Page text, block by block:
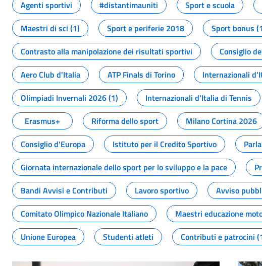
Agenti sportivi
#distantimauniti Sport e scuola
Maestri di sci (1)
Sport e periferie 2018 Sport bonus
Contrasto alla manipolazione dei risultati sportivi
Consiglio
Aero Club d'Italia
ATP Finals di Torino Internazionali
Olimpiadi Invernali 2026 (1)
Internazionali d'Italia di Tennis
Erasmus+
Riforma dello sport Milano Cortina 2026
Consiglio d'Europa
Istituto per il Credito Sportivo
Giornata internazionale dello sport per lo sviluppo e la pace
Bandi Avvisi e Contributi
Lavoro sportivo Avviso
Comitato Olimpico Nazionale Italiano
Maestri educazione
Unione Europea
Studenti atleti Contributi e patrocini